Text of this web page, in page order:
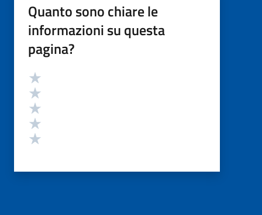
Quanto sono chiare le
informazioni su questa
pagina?
Valutazione